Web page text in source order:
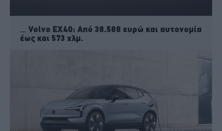
Volvo EX40: Από 38.588 ευρώ και αυτονομία
έως και 573 χλμ.